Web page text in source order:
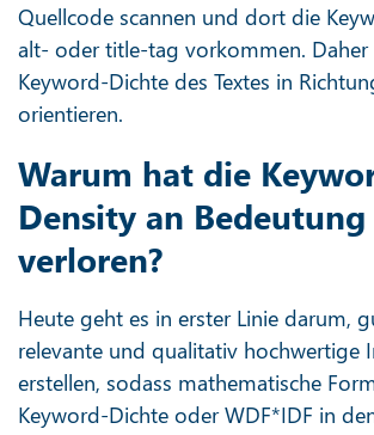
Quellcode scannen und dort die
alt- oder title-tag vorkommen. Daher
Keyword-Dichte des Textes in
orientieren.
Warum hat die
Density an Bedeutung
verloren?
Heute geht es in erster Linie darum,
relevante und qualitativ hochwertige
erstellen, sodass mathematische
Keyword-Dichte oder WDF*IDF in